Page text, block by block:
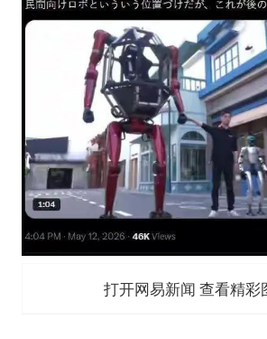
打开网易新闻 查看精彩